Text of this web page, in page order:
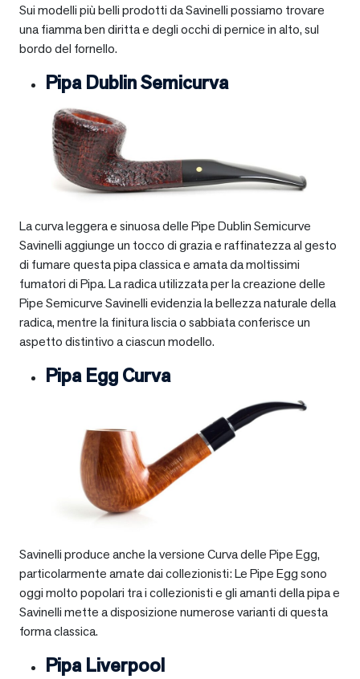
Sui modelli più belli prodotti da Savinelli possiamo trovare
una fiamma ben diritta e degli occhi di pernice in alto, sul
bordo del fornello.
Pipa Dublin Semicurva
La curva leggera e sinuosa delle Pipe Dublin Semicurve
Savinelli aggiunge un tocco di grazia e raffinatezza al gesto
di fumare questa pipa classica e amata da moltissimi
fumatori di Pipa. La radica utilizzata per la creazione delle
Pipe Semicurve Savinelli evidenzia la bellezza naturale della
radica, mentre la finitura liscia o sabbiata conferisce un
aspetto distintivo a ciascun modello.
Pipa Egg Curva
Savinelli produce anche la versione Curva delle Pipe Egg,
particolarmente amate dai collezionisti: Le Pipe Egg sono
oggi molto popolari tra i collezionisti e gli amanti della pipa e
Savinelli mette a disposizione numerose varianti di questa
forma classica.
Pipa Liverpool